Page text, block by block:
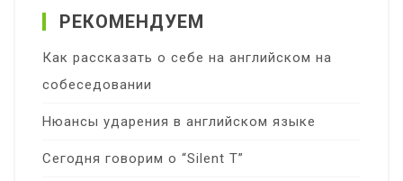
РЕКОМЕНДУЕМ
Как рассказать о себе на английском на
собеседовании
Нюансы ударения в английском языке
Сегодня говорим о “Silent T”